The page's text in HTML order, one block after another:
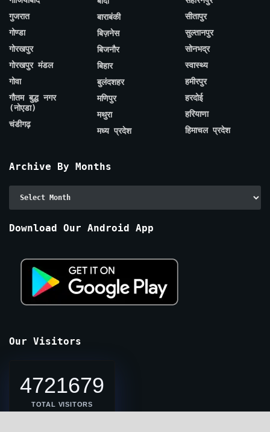
गुजरात
गोण्डा
गोरखपुर
गोरखपुर मंडल
गोवा
गौतम बुद्ध नगर
(नोएडा)
चंडीगढ़
बाराबंकी
बिज़नेस
बिजनौर
बिहार
बुलंदशहर
मणिपुर
मथुरा
मध्य प्रदेश
सीतापुर
सुल्तानपुर
सोनभद्र
स्वास्थ्य
हमीरपुर
हरदोई
हरियाणा
हिमाचल प्रदेश
Archive By Months
Download Our Android App
Our Visitors
4721679
TOTAL VISITORS